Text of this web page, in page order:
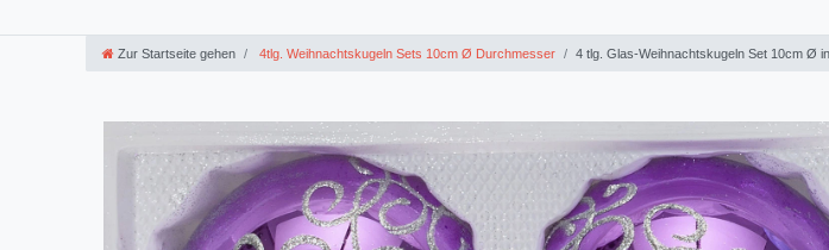
Zur Startseite gehen 4tlg. Weihnachtskugeln Sets 10cm Ø Durchmesser 4 tlg. Glas-Weihnachtskugeln Set 10cm Ø